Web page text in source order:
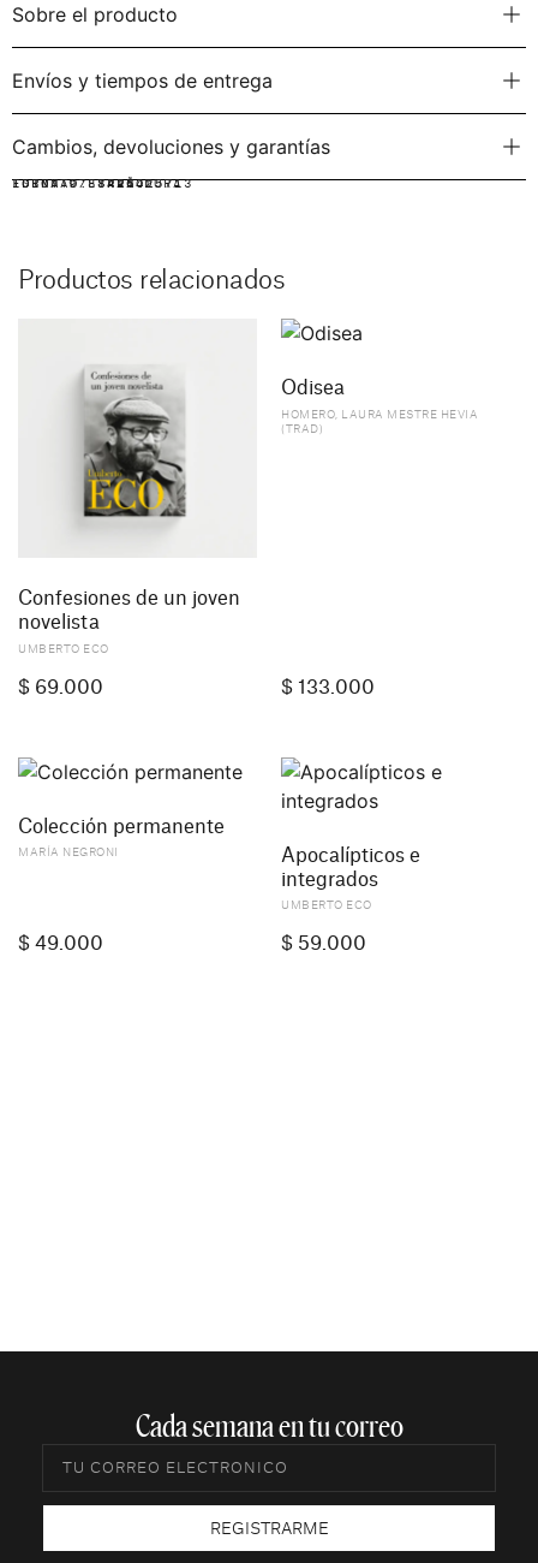
Sobre el producto
Envíos y tiempos de entrega
Cambios, devoluciones y garantías
IDIOMA:ESPAÑOL
FORMATO:TAPA DURA
ISBN: 9788426425713
Productos relacionados
Confesiones de un joven
novelista
UMBERTO ECO
$ 69.000
Odisea
HOMERO
LAURA MESTRE HEVIA
(TRAD)
$ 133.000
Colección permanente
MARÍA NEGRONI
$ 49.000
Apocalípticos e
integrados
UMBERTO ECO
$ 59.000
Cada semana en tu correo​
REGISTRARME